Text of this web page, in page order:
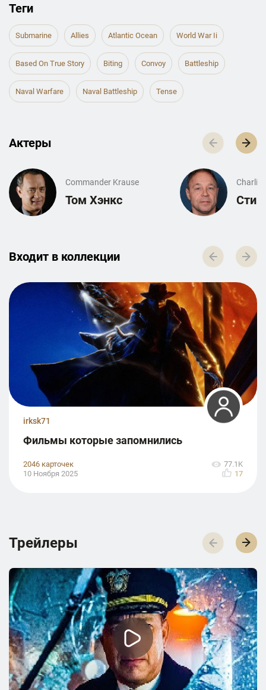
Теги
Submarine Allies Atlantic Ocean World War Ii
Based On True Story Biting Convoy Battleship
Naval Warfare Naval Battleship Tense
Актеры
Commander Krause
Том Хэнкс
Charlie
Входит в к­о­л­л­е­к­ц­и­и
irksk71
Фильмы которые запомнились
2046 карточек
77.1K
10 Ноября 2025
17
Трейлеры